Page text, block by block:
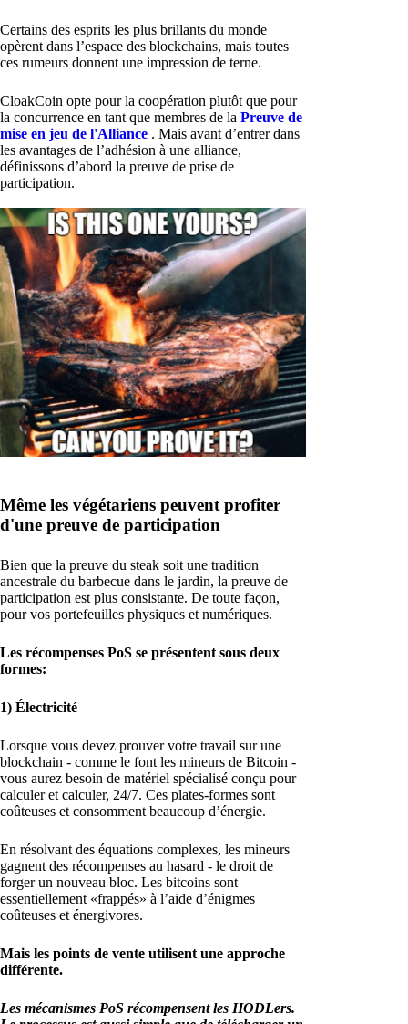
Certains des esprits les plus brillants du monde
opèrent dans l’espace des blockchains, mais toutes
ces rumeurs donnent une impression de terne.
CloakCoin opte pour la coopération plutôt que pour
la concurrence en tant que membres de la Preuve de
mise en jeu de l'Alliance . Mais avant d’entrer dans
les avantages de l’adhésion à une alliance,
définissons d’abord la preuve de prise de
participation.
Même les végétariens peuvent profiter
d'une preuve de participation
Bien que la preuve du steak soit une tradition
ancestrale du barbecue dans le jardin, la preuve de
participation est plus consistante. De toute façon,
pour vos portefeuilles physiques et numériques.
Les récompenses PoS se présentent sous deux
formes:
1) Électricité
Lorsque vous devez prouver votre travail sur une
blockchain - comme le font les mineurs de Bitcoin -
vous aurez besoin de matériel spécialisé conçu pour
calculer et calculer, 24/7. Ces plates-formes sont
coûteuses et consomment beaucoup d’énergie.
En résolvant des équations complexes, les mineurs
gagnent des récompenses au hasard - le droit de
forger un nouveau bloc. Les bitcoins sont
essentiellement «frappés» à l’aide d’énigmes
coûteuses et énergivores.
Mais les points de vente utilisent une approche
différente.
Les mécanismes PoS récompensent les HODLers.